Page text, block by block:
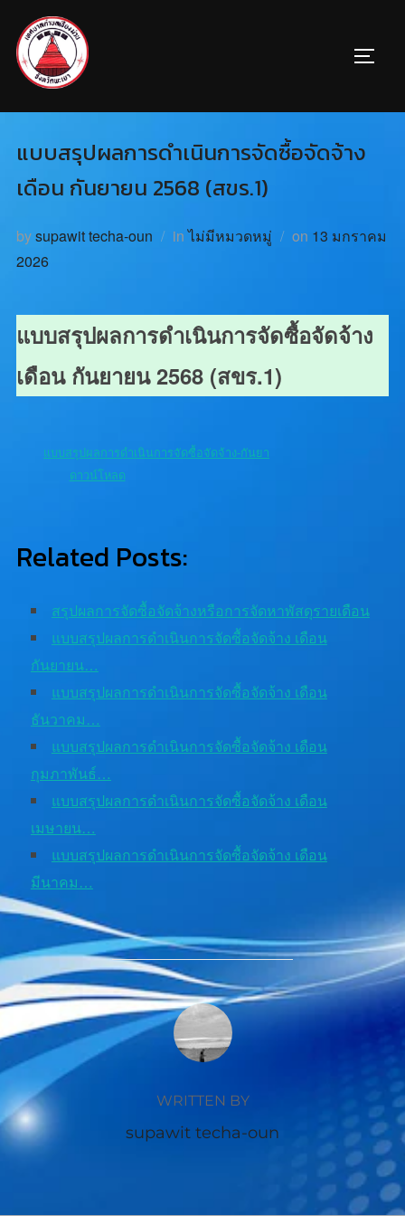
แบบสรุปผลการดำเนินการจัดซื้อจัดจ้าง
เดือน กันยายน 2568 (สขร.1)
bysupawit techa-oun inไม่มีหมวดหมู่ on 13 มกราคม
2026
แบบสรุปผลการดำเนินการจัดซื้อจัดจ้าง
เดือน กันยายน 2568 (สขร.1)
แบบสรุปผลการดำเนินการจัดซื้อจัดจ้าง-กันยา
ดาวน์โหลด
Related Posts:
สรุปผลการจัดซื้อจัดจ้างหรือการจัดหาพัสดุรายเดือน
แบบสรุปผลการดำเนินการจัดซื้อจัดจ้าง เดือน
กันยายน…
แบบสรุปผลการดำเนินการจัดซื้อจัดจ้าง เดือน
ธันวาคม…
แบบสรุปผลการดำเนินการจัดซื้อจัดจ้าง เดือน
กุมภาพันธ์…
แบบสรุปผลการดำเนินการจัดซื้อจัดจ้าง เดือน
เมษายน…
แบบสรุปผลการดำเนินการจัดซื้อจัดจ้าง เดือน
มีนาคม…
POST AUTHOR
WRITTEN BY
supawit techa-oun